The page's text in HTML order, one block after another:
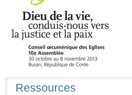
Ressources